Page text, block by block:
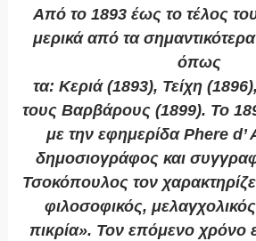
Από το 1893 έως το τέλος
μερικά από τα
όπως
τα: Κεριά(1893), Τείχη(1896),
τους Βαρβάρους (1899). Το
με την εφημερίδα Phere d’
δημοσιογράφος και
Τσοκόπουλος τον
φιλοσοφικός,
πικρία». Τον επόμενο χρόνο